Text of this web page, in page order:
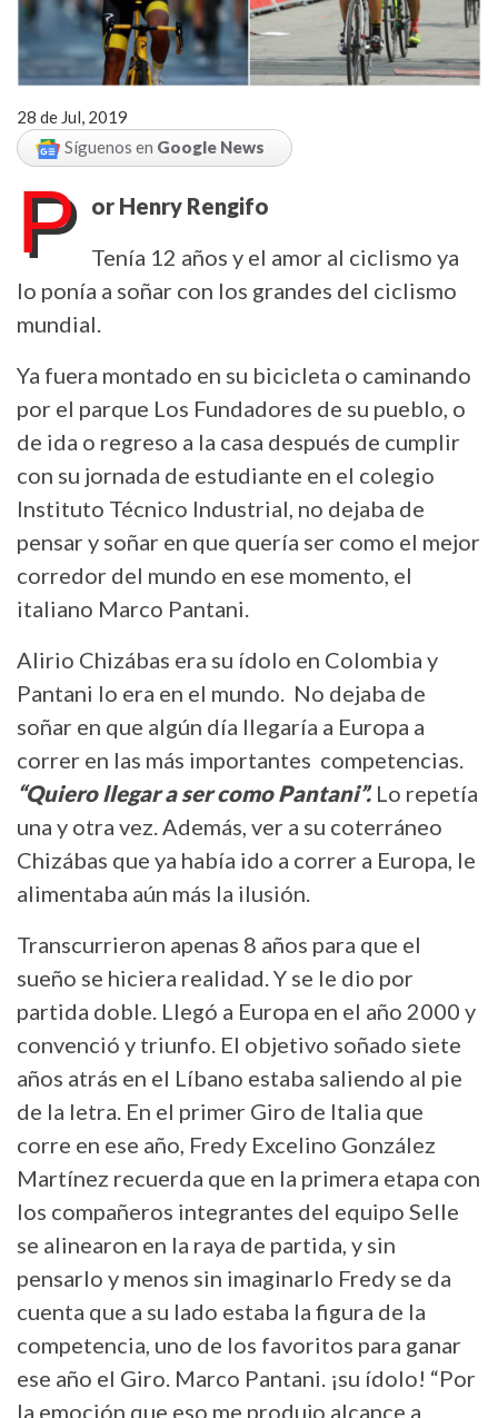
28 de Jul, 2019
Síguenos en Google News
P
or Henry Rengifo
Tenía 12 años y el amor al ciclismo ya
lo ponía a soñar con los grandes del ciclismo
mundial.
Ya fuera montado en su bicicleta o caminando
por el parque Los Fundadores de su pueblo, o
de ida o regreso a la casa después de cumplir
con su jornada de estudiante en el colegio
Instituto Técnico Industrial, no dejaba de
pensar y soñar en que quería ser como el mejor
corredor del mundo en ese momento, el
italiano Marco Pantani.
Alirio Chizábas era su ídolo en Colombia y
Pantani lo era en el mundo. No dejaba de
soñar en que algún día llegaría a Europa a
correr en las más importantes competencias.
“Quiero llegar a ser como Pantani”. Lo repetía
una y otra vez. Además, ver a su coterráneo
Chizábas que ya había ido a correr a Europa, le
alimentaba aún más la ilusión.
Transcurrieron apenas 8 años para que el
sueño se hiciera realidad. Y se le dio por
partida doble. Llegó a Europa en el año 2000 y
convenció y triunfo. El objetivo soñado siete
años atrás en el Líbano estaba saliendo al pie
de la letra. En el primer Giro de Italia que
corre en ese año, Fredy Excelino González
Martínez recuerda que en la primera etapa con
los compañeros integrantes del equipo Selle
se alinearon en la raya de partida, y sin
pensarlo y menos sin imaginarlo Fredy se da
cuenta que a su lado estaba la figura de la
competencia, uno de los favoritos para ganar
ese año el Giro. Marco Pantani. ¡su ídolo! “Por
la emoción que eso me produjo alcance a